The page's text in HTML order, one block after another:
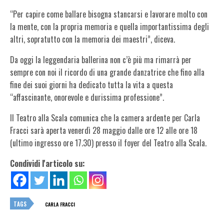
“Per capire come ballare bisogna stancarsi e lavorare molto con
la mente, con la propria memoria e quella importantissima degli
altri, sopratutto con la memoria dei maestri”, diceva.
Da oggi la leggendaria ballerina non c’è più ma rimarrà per
sempre con noi il ricordo di una grande danzatrice che fino alla
fine dei suoi giorni ha dedicato tutta la vita a questa
“affascinante, onorevole e durissima professione”.
Il Teatro alla Scala comunica che la camera ardente per Carla
Fracci sarà aperta venerdì 28 maggio dalle ore 12 alle ore 18
(ultimo ingresso ore 17.30) presso il foyer del Teatro alla Scala.
Condividi l'articolo su:
TAGS CARLA FRACCI